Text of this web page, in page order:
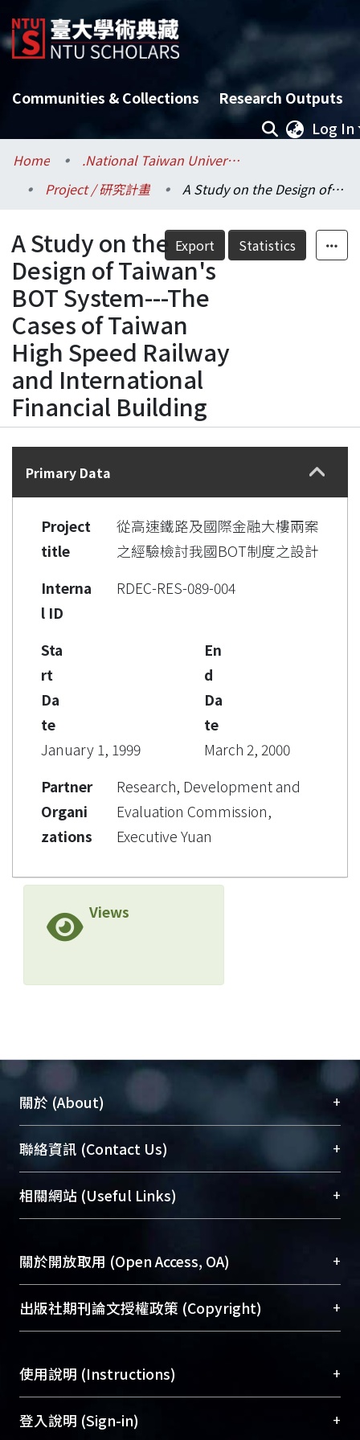
Communities & Collections
Research Outputs
Log In
Home
.National Taiwan University / 國立臺灣大學
Project / 研究計畫
A Study on the Design of Taiwan's BOT System---The Cases of Taiwan High Speed Railway and International Financial Building
Export Statistics
A Study on the
Design of Taiwan's
BOT System---The
Cases of Taiwan
High Speed Railway
and International
Financial Building
Details
Primary Data
Project
title
從高速鐵路及國際金融大樓兩案
之經驗檢討我國BOT制度之設計
Interna
l ID
RDEC-RES-089-004
Sta
rt
Da
te
January 1, 1999
En
d
Da
te
March 2, 2000
Partner
Organi
zations
Research, Development and
Evaluation Commission,
Executive Yuan
Views
關於 (About) +
臺大位居世界頂尖大學之列，為永久珍藏及向國際
展現本校豐碩的研究成果及學術能量，圖書館整合
機構典藏（NTUR）與學術庫（AH）不同功能平
台，成為臺大學術典藏NTU scholars。期能整合研
成果。
To permanently archive and promote researcher
profiles and scholarly works, Library integrates the
services of “NTU Repository” with “Academic
聯絡資訊 (Contact Us) +
總館學科館員(Main Library)
醫學圖書館學科館員(Medical Library)
Sciences Library)
相關網站 (Useful Links) +
關於開放取用 (Open Access, OA) +
開放取用是從使用者角度提升資訊取用性的社會運
動，應用在學術研究上是透過將研究著作公開供使
用逐年攀升。同時可加速研究發展、提升研究影響
Archive）平台。 （點選深入了解OA）
出版社期刊論文授權政策 (Copyright) +
含部分內容的版權非匯入者所有，或由第三方贊
助與合作完成，請確認該版權所有者及第三方同
意提供此授權。
使用說明 (Instructions) +
網站簡介(Quickstart Guide)
登入說明 (Sign-in) +